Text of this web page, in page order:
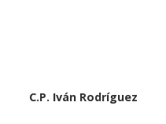
C.P. Iván Rodríguez